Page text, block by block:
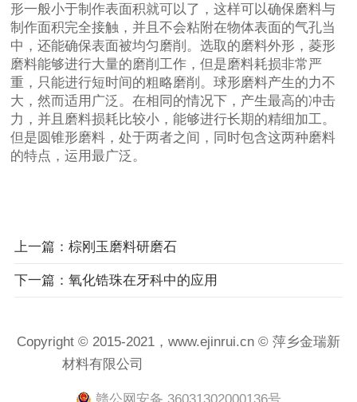
形一般小于制作表面积就可以了，这样可以确保磨料与
制作面积完全接触，并且不会粘附在物体表面的气孔当
中，还能确保表面被均匀磨削。选取的磨料外形，菱形
磨料能够进行大量的磨削工作，但是磨料耗损非常严
重，只能进行短时间的粗略磨削。球形磨料产生的力不
大，然而适用广泛。在相同的情况下，产生最高的冲击
力，并且磨料损耗比较小，能够进行长期的精细加工。
但是圆锥形磨料，处于两者之间，同时包含这两种磨料
的特点，运用最广泛。
上一篇：棕刚玉磨料研磨石
下一篇：氧化锆珠在牙科中的应用
Copyright © 2015-2021，www.ejinrui.cn © 萍乡金瑞新
材料有限公司